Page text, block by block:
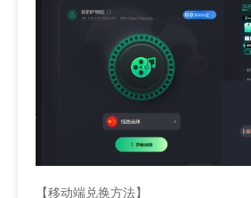
【移动端兑换方法】